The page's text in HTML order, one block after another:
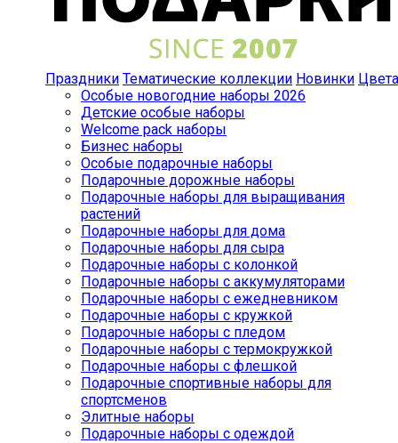
Праздники Тематические коллекции Новинки Цвета
Особые новогодние наборы 2026
Детские особые наборы
Welcome pack наборы
Бизнес наборы
Особые подарочные наборы
Подарочные дорожные наборы
Подарочные наборы для выращивания
растений
Подарочные наборы для дома
Подарочные наборы для сыра
Подарочные наборы с колонкой
Подарочные наборы с аккумуляторами
Подарочные наборы с ежедневником
Подарочные наборы с кружкой
Подарочные наборы с пледом
Подарочные наборы с термокружкой
Подарочные наборы с флешкой
Подарочные спортивные наборы для
спортсменов
Элитные наборы
Подарочные наборы с одеждой